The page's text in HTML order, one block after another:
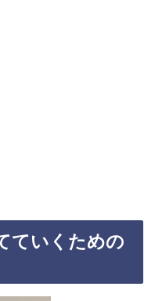
ていくための